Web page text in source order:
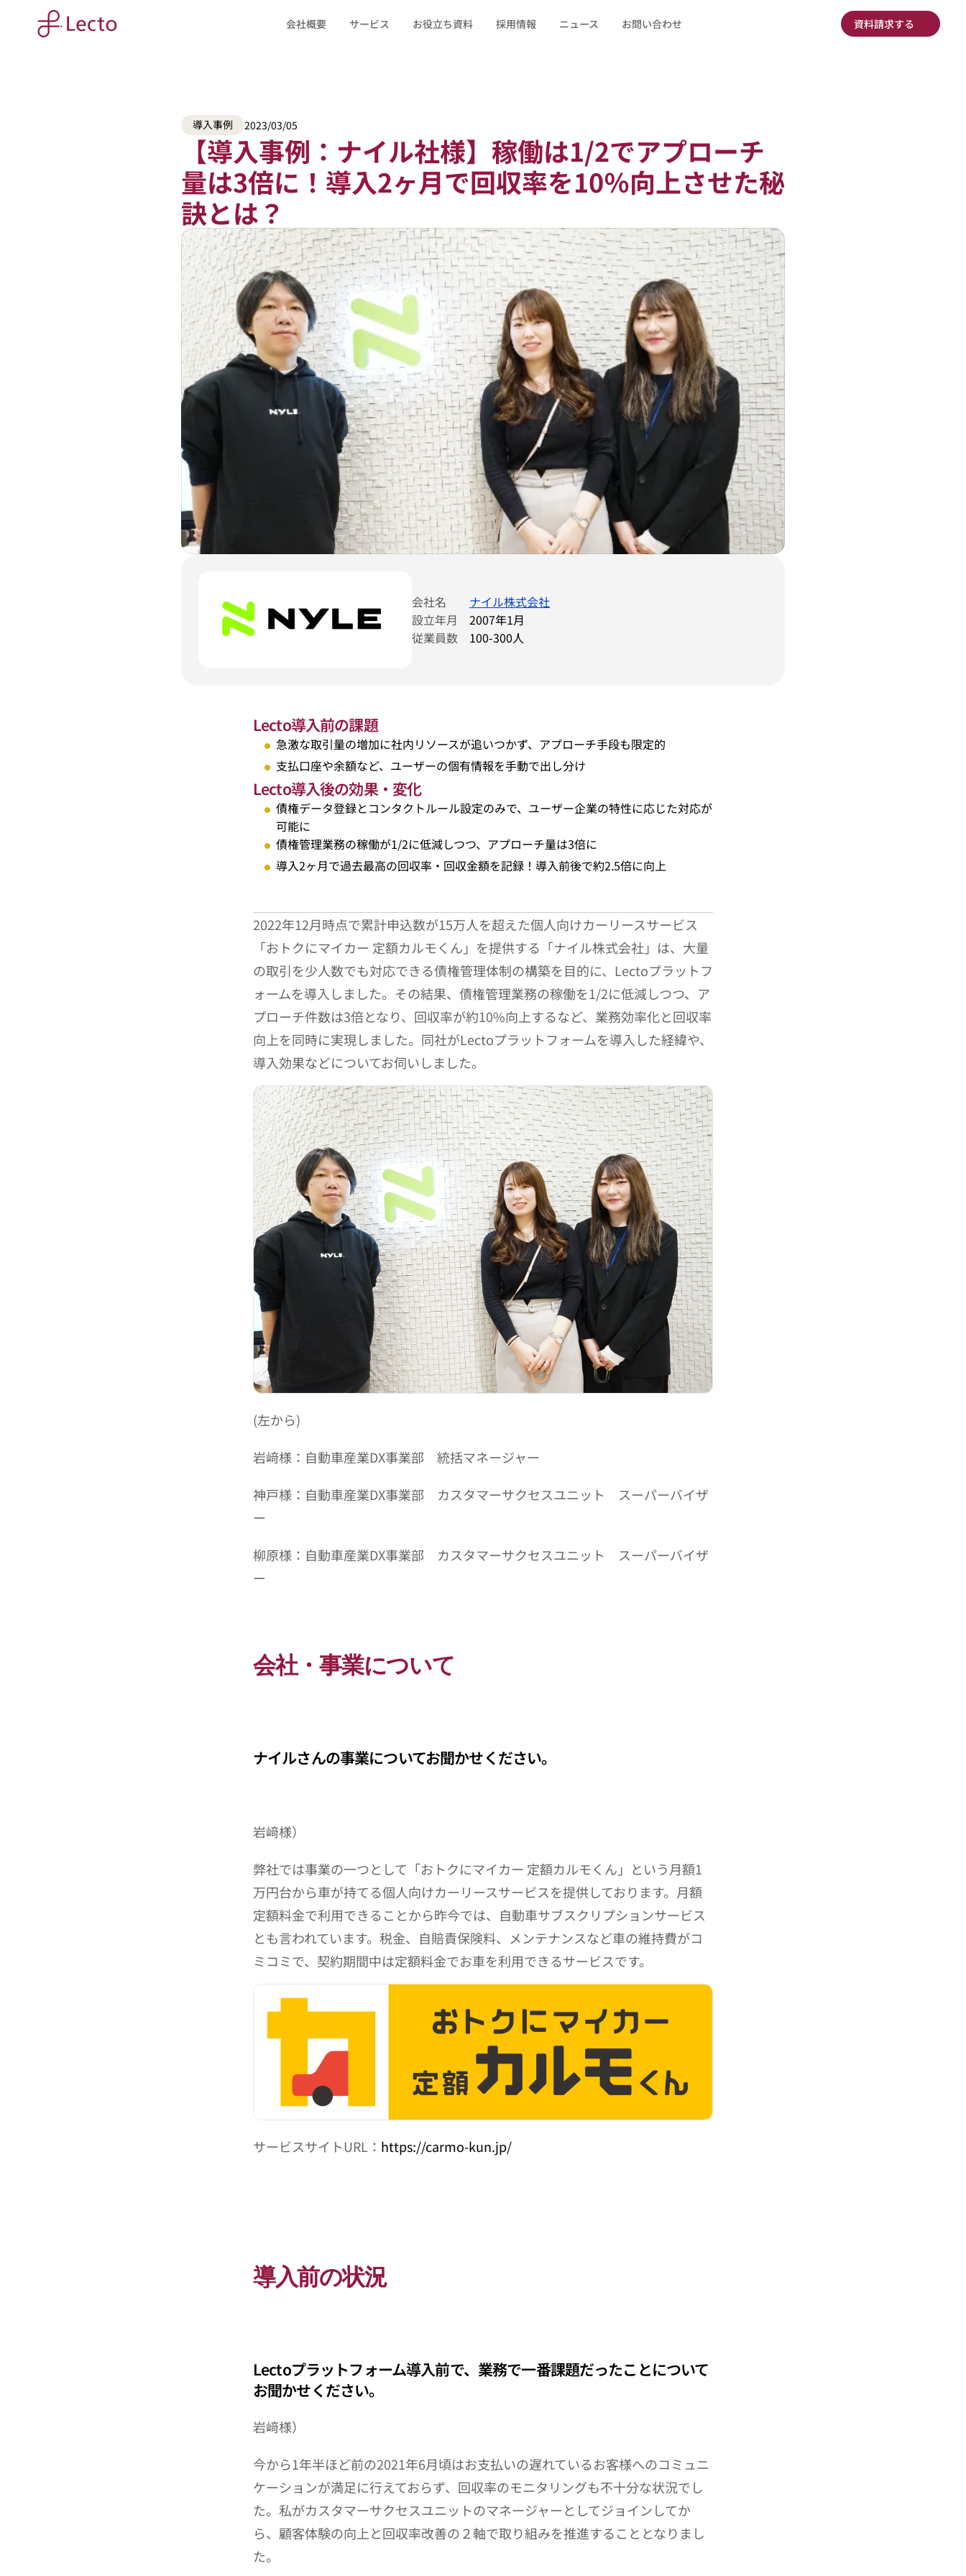
導入事例 2023/03/05
【導入事例：ナイル社様】稼働は1/2でアプローチ
量は3倍に！導入2ヶ月で回収率を10％向上させた秘
訣とは？
会社名
ナイル株式会社
設立年月
2007年1月
従業員数
100-300人
Lecto導入前の課題
急激な取引量の増加に社内リソースが追いつかず、アプローチ手段も限定的
支払口座や余額など、ユーザーの個有情報を手動で出し分け
Lecto導入後の効果・変化
債権データ登録とコンタクトルール設定のみで、ユーザー企業の特性に応じた対応が
可能に
債権管理業務の稼働が1/2に低減しつつ、アプローチ量は3倍に
導入2ヶ月で過去最高の回収率・回収金額を記録！導入前後で約2.5倍に向上
2022年12月時点で累計申込数が15万人を超えた個人向けカーリースサービス
「おトクにマイカー 定額カルモくん」を提供する「ナイル株式会社」は、大量
の取引を少人数でも対応できる債権管理体制の構築を目的に、Lectoプラットフ
ォームを導入しました。その結果、債権管理業務の稼働を1/2に低減しつつ、ア
プローチ件数は3倍となり、回収率が約10%向上するなど、業務効率化と回収率
向上を同時に実現しました。同社がLectoプラットフォームを導入した経緯や、
導入効果などについてお伺いしました。
(左から)
岩﨑様：自動車産業DX事業部　統括マネージャー
神戸様：自動車産業DX事業部　カスタマーサクセスユニット　スーパーバイザ
ー
柳原様：自動車産業DX事業部　カスタマーサクセスユニット　スーパーバイザ
ー
会社・事業について
ナイルさんの事業についてお聞かせください。
岩﨑様）
弊社では事業の一つとして「おトクにマイカー 定額カルモくん」という月額1
万円台から車が持てる個人向けカーリースサービスを提供しております。月額
定額料金で利用できることから昨今では、自動車サブスクリプションサービス
とも言われています。税金、自賠責保険料、メンテナンスなど車の維持費がコ
ミコミで、契約期間中は定額料金でお車を利用できるサービスです。
サービスサイトURL： https://carmo-kun.jp/
導入前の状況
Lectoプラットフォーム導入前で、業務で一番課題だったことについて
お聞かせください。
岩﨑様）
今から1年半ほど前の2021年6月頃はお支払いの遅れているお客様へのコミュニ
ケーションが満足に行えておらず、回収率のモニタリングも不十分な状況でし
た。私がカスタマーサクセスユニットのマネージャーとしてジョインしてか
ら、顧客体験の向上と回収率改善の２軸で取り組みを推進することとなりまし
た。
会社概要 サービス お役立ち資料 採用情報 ニュース お問い合わせ 資料請求する